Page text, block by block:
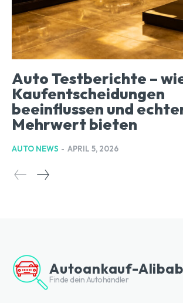
Auto Testberichte –
Kaufentscheidungen
beeinflussen und
Mehrwert bieten
AUTO NEWS - APRIL 5, 2026
Autoankauf-
Finde dein Autohändler